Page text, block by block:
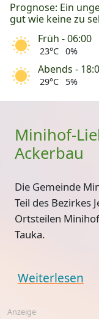
Prognose: Ein
gut wie keine zu
Früh - 06:00
23°C 0%
Abends -
29°C 5%
Minihof-
Ackerbau
Die Gemeinde
Teil des Bezirkes
Ortsteilen
Tauka.
Weiterlesen
Anzeige